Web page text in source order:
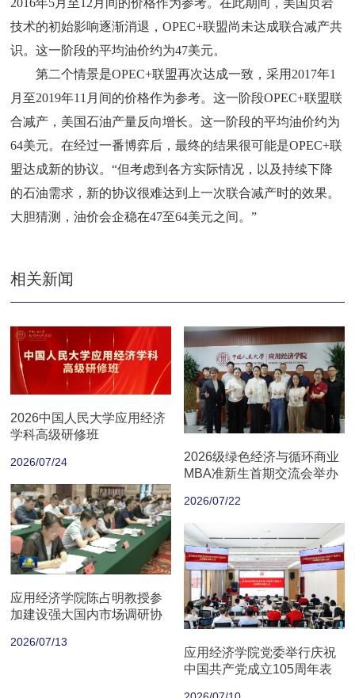
2016年5月至12月间的价格作为参考。在此期间，美国页岩
技术的初始影响逐渐消退，OPEC+联盟尚未达成联合减产共
识。这一阶段的平均油价约为47美元。
第二个情景是OPEC+联盟再次达成一致，采用2017年1
月至2019年11月间的价格作为参考。这一阶段OPEC+联盟联
合减产，美国石油产量反向增长。这一阶段的平均油价约为
64美元。在经过一番博弈后，最终的结果很可能是OPEC+联
盟达成新的协议。“但考虑到各方实际情况，以及持续下降
的石油需求，新的协议很难达到上一次联合减产时的效果。
大胆猜测，油价会企稳在47至64美元之间。”
相关新闻
2026中国人民大学应用经济
学科高级研修班
2026/07/24
2026级绿色经济与循环商业
MBA准新生首期交流会举办
2026/07/22
应用经济学院陈占明教授参
加建设强大国内市场调研协
2026/07/13
应用经济学院党委举行庆祝
中国共产党成立105周年表